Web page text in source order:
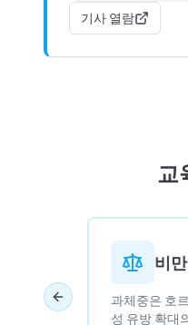
기사 열람
교
비만
과체중은 호
성 유방 확대
Previous slide